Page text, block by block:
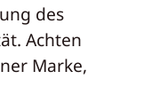
des
Achten
Marke,